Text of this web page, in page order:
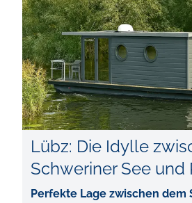
Lübz: Die Idylle
Schweriner See und
Perfekte Lage zwischen dem